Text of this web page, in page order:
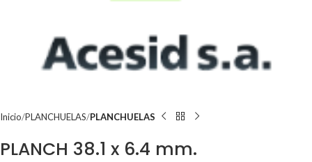
Inicio PLANCHUELAS PLANCHUELAS
PLANCH 38.1 x 6.4 mm.